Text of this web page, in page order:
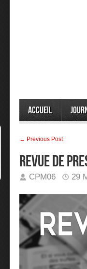
Accueil
← Previous Post
Revue de
CPM06 29